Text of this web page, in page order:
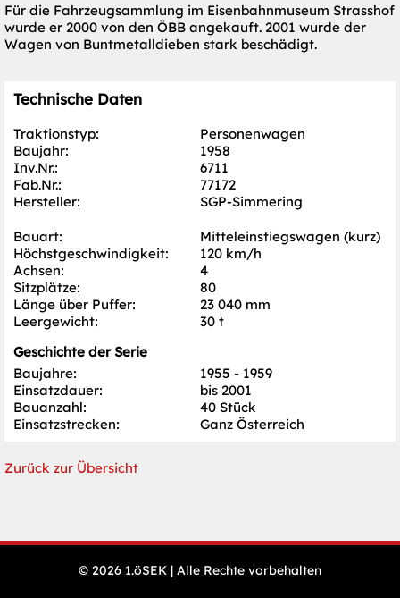
Für die Fahrzeugsammlung im Eisenbahnmuseum Strasshof
wurde er 2000 von den ÖBB angekauft. 2001 wurde der
Wagen von Buntmetalldieben stark beschädigt.
Technische Daten
Traktionstyp:
Personenwagen
Baujahr:
1958
Inv.Nr.:
6711
Fab.Nr.:
77172
Hersteller:
SGP-Simmering
Bauart:
Mitteleinstiegswagen (kurz)
Höchst­geschwindigkeit:
120 km/h
Achsen:
4
Sitzplätze:
80
Länge über Puffer:
23 040 mm
Leergewicht:
30 t
Geschichte der Serie
Baujahre:
1955 - 1959
Einsatzdauer:
bis 2001
Bauanzahl:
40 Stück
Einsatzstrecken:
Ganz Österreich
Zurück zur Übersicht
© 2026 1.öSEK | Alle Rechte vorbehaltenÖffnungszeiten